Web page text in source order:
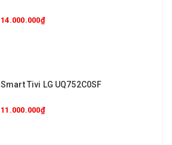
14.000.000₫
Smart Tivi LG UQ752C0SF
11.000.000₫